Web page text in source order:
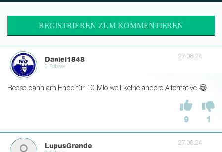
REGISTRIEREN ZUM KOMMENTIEREN
Daniel1848
0 Follower
27.08.24
Reese dann am Ende für 10 Mio weil keine andere Alternative 😂
9 1
LupusGrande 27.08.24